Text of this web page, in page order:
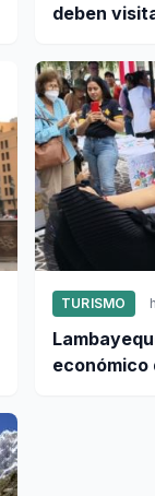
deben
TURISMO
económico